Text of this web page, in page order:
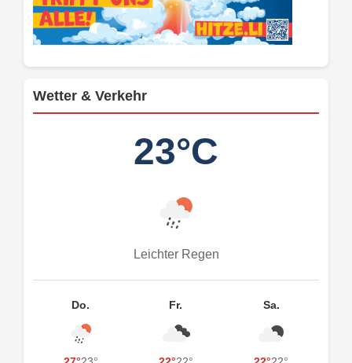
Wetter & Verkehr
23°C
Leichter Regen
Do. Fr. Sa.